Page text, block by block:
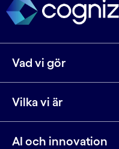
Vad vi gör
Vilka vi är
AI och innovation